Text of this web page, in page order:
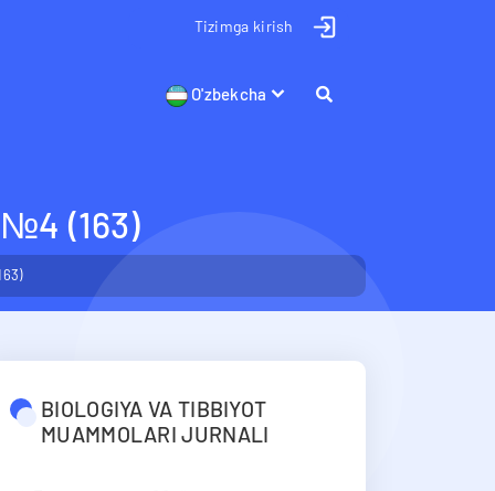
Tizimga kirish
O'zbekcha
(163)
BIOLOGIYA VA TIBBIYOT
MUAMMOLARI JURNALI